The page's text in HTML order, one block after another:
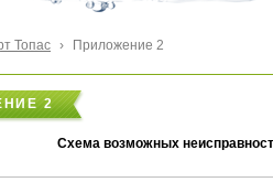
Топас › Приложение 2
2
Схема возможных